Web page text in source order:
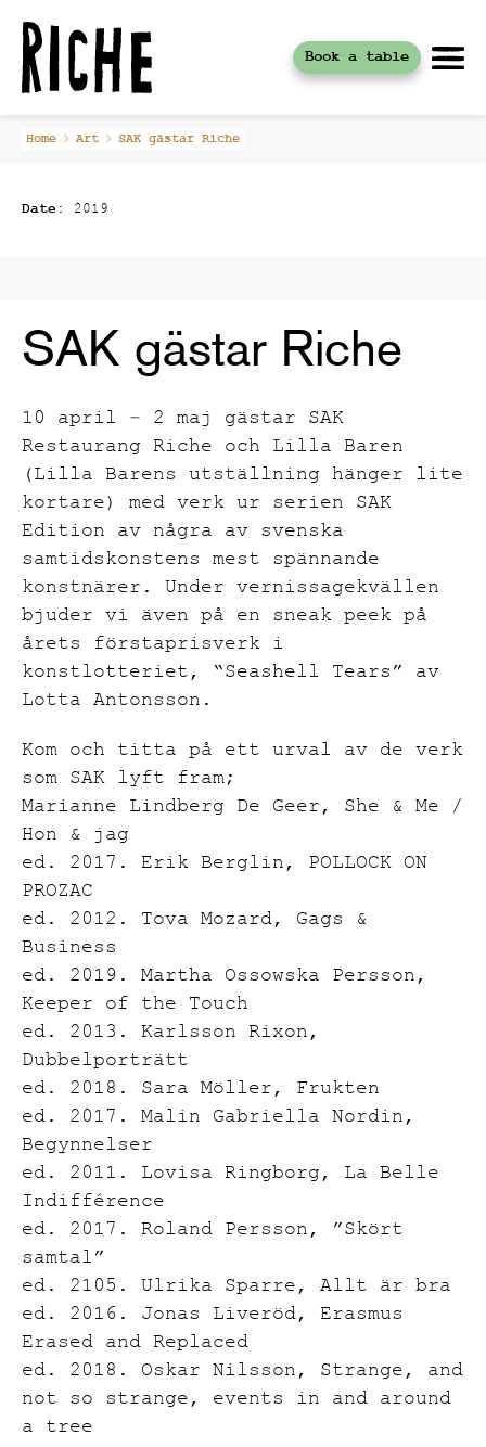
Skip
Book a table
Home Art SAK gästar Riche
Date: 2019
SAK gästar Riche
10 april – 2 maj gästar SAK
Restaurang Riche och Lilla Baren
(Lilla Barens utställning hänger lite
kortare) med verk ur serien SAK
Edition av några av svenska
samtidskonstens mest spännande
konstnärer. Under vernissagekvällen
bjuder vi även på en sneak peek på
årets förstaprisverk i
konstlotteriet, “Seashell Tears” av
Lotta Antonsson.
Kom och titta på ett urval av de verk
som SAK lyft fram;
Marianne Lindberg De Geer, She & Me /
Hon & jag
ed. 2017. Erik Berglin, POLLOCK ON
PROZAC
ed. 2012. Tova Mozard, Gags &
Business
ed. 2019. Martha Ossowska Persson,
Keeper of the Touch
ed. 2013. Karlsson Rixon,
Dubbelporträtt
ed. 2018. Sara Möller, Frukten
ed. 2017. Malin Gabriella Nordin,
Begynnelser
ed. 2011. Lovisa Ringborg, La Belle
Indifférence
ed. 2017. Roland Persson, ”Skört
samtal”
ed. 2105. Ulrika Sparre, Allt är bra
ed. 2016. Jonas Liveröd, Erasmus
Erased and Replaced
ed. 2018. Oskar Nilsson, Strange, and
not so strange, events in and around
a tree